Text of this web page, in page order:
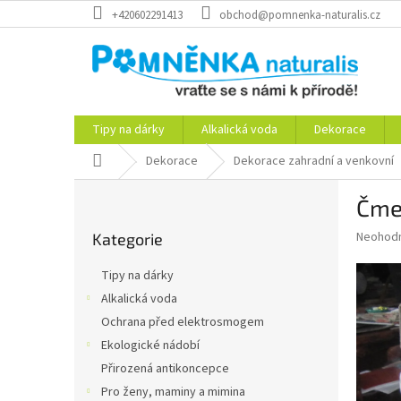
na
+420602291413 obchod@pomnenka-naturalis.cz
Tipy na dárky Alkalická voda Dekorace
Domů Dekorace Dekorace zahradní a venkovní
kategorie
Kategorie
Tipy na dárky
Alkalická voda
Ochrana před elektrosmogem
Ekologické nádobí
Přirozená antikoncepce
Pro ženy, maminy a mimina
produktu
je
0,0
z
5